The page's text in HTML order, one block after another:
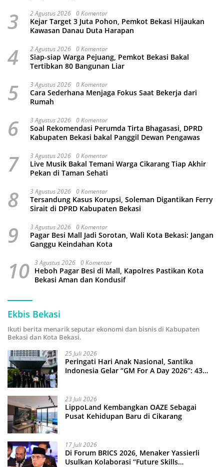
3 2 Agustus 2026 0 Komentar
Kejar Target 3 Juta Pohon, Pemkot Bekasi Hijaukan
Kawasan Danau Duta Harapan
4 2 Agustus 2026 0 Komentar
Siap-siap Warga Pejuang, Pemkot Bekasi Bakal
Tertibkan 80 Bangunan Liar
5 3 Agustus 2026 0 Komentar
Cara Sederhana Menjaga Fokus Saat Bekerja dari
Rumah
6 3 Agustus 2026 0 Komentar
Soal Rekomendasi Perumda Tirta Bhagasasi, DPRD
Kabupaten Bekasi bakal Panggil Dewan Pengawas
7 3 Agustus 2026 0 Komentar
Live Musik Bakal Temani Warga Cikarang Tiap Akhir
Pekan di Taman Sehati
8 3 Agustus 2026 0 Komentar
Tersandung Kasus Korupsi, Soleman Digantikan Ferry
Sirait di DPRD Kabupaten Bekasi
9 3 Agustus 2026 0 Komentar
Pagar Besi Mall Jadi Sorotan, Wali Kota Bekasi: Jangan
Ganggu Keindahan Kota
10 3 Agustus 2026 0 Komentar
Heboh Pagar Besi di Mall, Kapolres Pastikan Kota
Bekasi Aman dan Kondusif
Ekbis Bekasi
Ikuti berita menarik seputar ekonomi dan bisnis di Kabupaten
Bekasi dan Kota Bekasi.
25 Juli 2026
Peringati Hari Anak Nasional, Santika
Indonesia Gelar “GM For A Day 2026”: 43
23 Juli 2026
LippoLand Kembangkan OAZE Sebagai
Pusat Kehidupan Baru di Cikarang
17 Juli 2026
Di Forum BRICS 2026, Menaker Yassierli
Usulkan Kolaborasi “Future Skills